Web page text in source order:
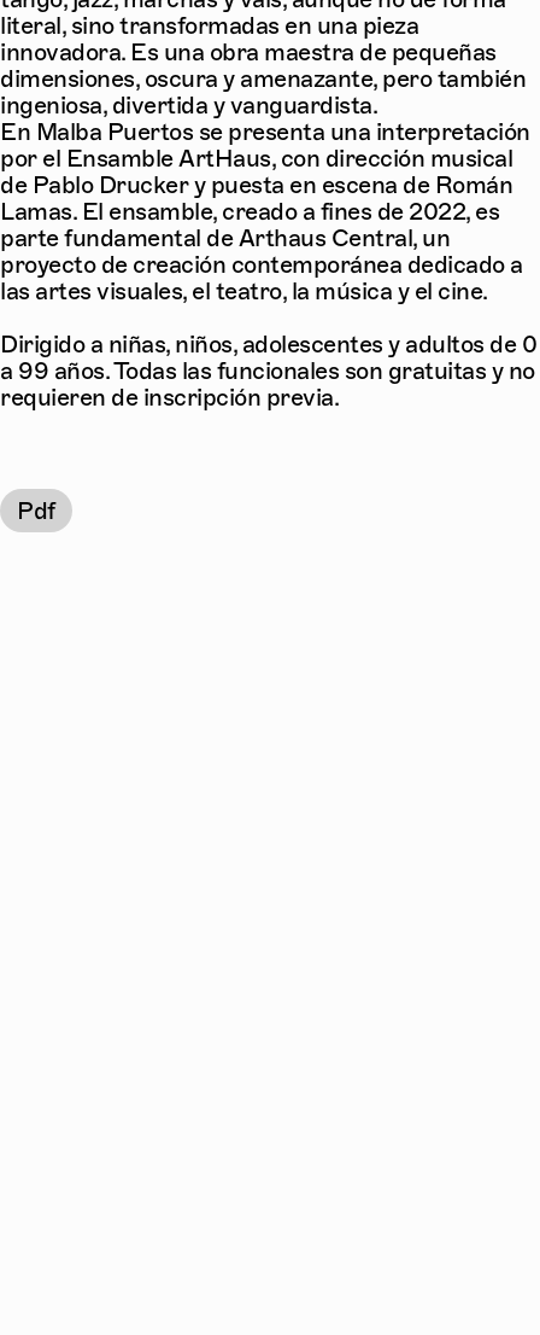
literal, sino transformadas en una pieza
innovadora. Es una obra maestra de pequeñas
dimensiones, oscura y amenazante, pero también
ingeniosa, divertida y vanguardista.
En Malba Puertos se presenta una interpretación
por el Ensamble ArtHaus, con dirección musical
de Pablo Drucker y puesta en escena de Román
Lamas. El ensamble, creado a fines de 2022, es
parte fundamental de Arthaus Central, un
proyecto de creación contemporánea dedicado a
las artes visuales, el teatro, la música y el cine.
Dirigido a niñas, niños, adolescentes y adultos de 0
a 99 años. Todas las funcionales son gratuitas y no
requieren de inscripción previa.
Pdf